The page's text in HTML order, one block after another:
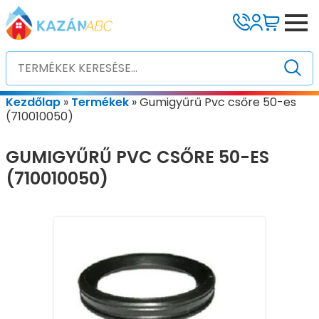
Kezdőlap » Termékek »Gumigyűrű Pvc csőre 50-es
(710010050)
GUMIGYŰRŰ PVC CSŐRE 50-ES
(710010050)